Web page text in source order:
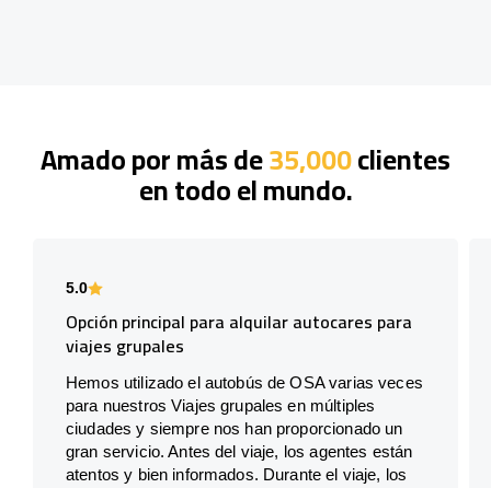
Amado por más de35,000clientes
en todo el mundo.
5.0
Opción principal para alquilar autocares para
viajes grupales
Hemos utilizado el autobús de OSA varias veces
para nuestros Viajes grupales en múltiples
ciudades y siempre nos han proporcionado un
gran servicio. Antes del viaje, los agentes están
atentos y bien informados. Durante el viaje, los